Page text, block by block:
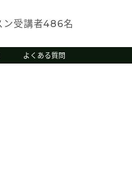
ン受講者486名
よくある質問